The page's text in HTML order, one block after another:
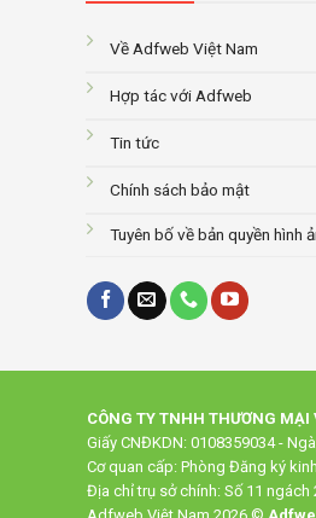
Về Adfweb Việt Nam
Hợp tác với Adfweb
Tin tức
Chính sách bảo mật
Tuyên bố về bản quyền hình
CÔNG TY TNHH THƯƠNG
Giấy CNĐKDN: 0108359034 -
Cơ quan cấp: Phòng Đăng ký
Địa chỉ trụ sở chính: Số 11